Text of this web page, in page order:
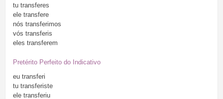
tu transferes
ele transfere
nós transferimos
vós transferis
eles transferem
Pretérito Perfeito do Indicativo
eu transferi
tu transferiste
ele transferiu